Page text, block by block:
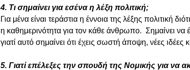
4. Τι σημαίνει για εσένα η λέξη πολιτική;
Για μένα είναι τεράστια η έννοια της λέξης πολιτική
η καθημερινότητα για τον κάθε άνθρωπο.  Σημαίνει
γιατί αυτό σημαίνει ότι έχεις σωστή άποψη, νέες
5. Γιατί επέλεξες την σπουδή της Νομικής για να